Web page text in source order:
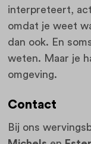
interpreteert,
omdat je weet
dan ook. En
weten. Maar je
omgeving.
Contact
Bij ons